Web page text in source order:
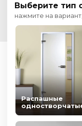
Выберите тип
нажмите на
Распашные